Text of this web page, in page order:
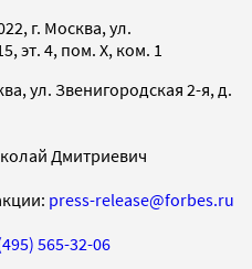
г. Москва, ул.
эт. 4, пом. X, ком. 1
ул. Звенигородская 2-я, д.
Дмитриевич
press-release@forbes.ru
565-32-06